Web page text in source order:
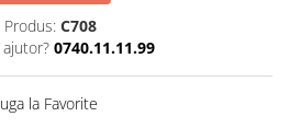
Produs: C708
0740.11.11.99
la Favorite